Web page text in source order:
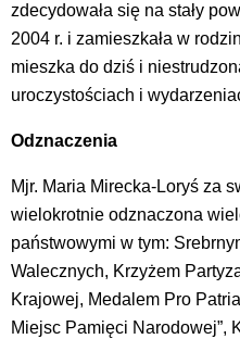
zdecydowała się na stały
2004 r. i zamieszkała w
mieszka do dziś i
uroczystościach i
Odznaczenia
Mjr. Maria Mirecka-Loryś za
wielokrotnie odznaczona
państwowymi w tym:
Walecznych, Krzyżem
Krajowej, Medalem Pro
Miejsc Pamięci Narodowej”,